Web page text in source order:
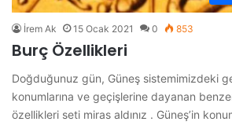
İrem Ak 15 Ocak 2021 0 853
Burç Özellikleri
Doğduğunuz gün, Güneş sistemimizdeki
konumlarına ve geçişlerine dayanan
özellikleri seti miras aldınız . Güneş’in